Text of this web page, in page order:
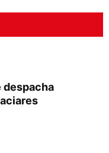
despacha